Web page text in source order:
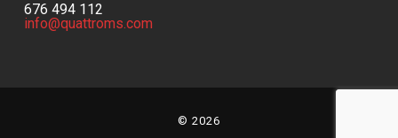
676 494 112
info@quattroms.com
© 2026